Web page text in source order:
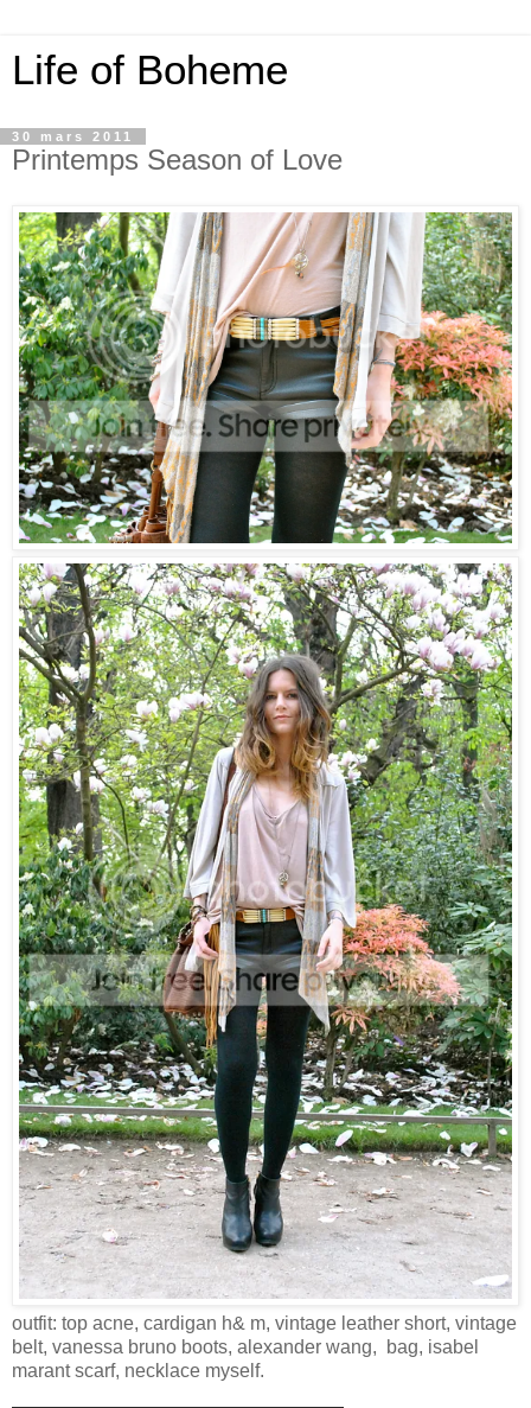
Life of Boheme
30 mars 2011
Printemps Season of Love
outfit: top acne, cardigan h& m, vintage leather short, vintage
belt, vanessa bruno boots, alexander wang, bag, isabel
marant scarf, necklace myself.